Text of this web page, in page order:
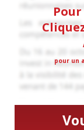
pour un